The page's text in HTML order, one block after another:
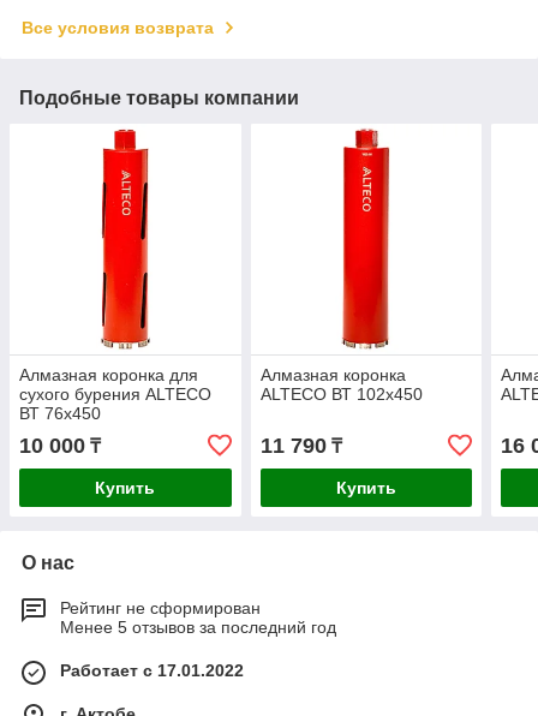
Все условия возврата
Подобные товары компании
Алмазная коронка для
сухого бурения ALTECO
ВТ 76х450
10 000 ₸
Купить
Алмазная коронка
ALTECO ВТ 102х450
11 790₸
Купить
16
О нас
Рейтинг не сформирован
Менее 5 отзывов за последний год
Работает с 17.01.2022